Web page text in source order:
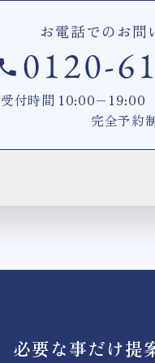
お電話でのお問
受付時間 10:00−19:00
完全予約
必要な事だけ提